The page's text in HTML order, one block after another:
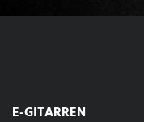
E-GITARREN